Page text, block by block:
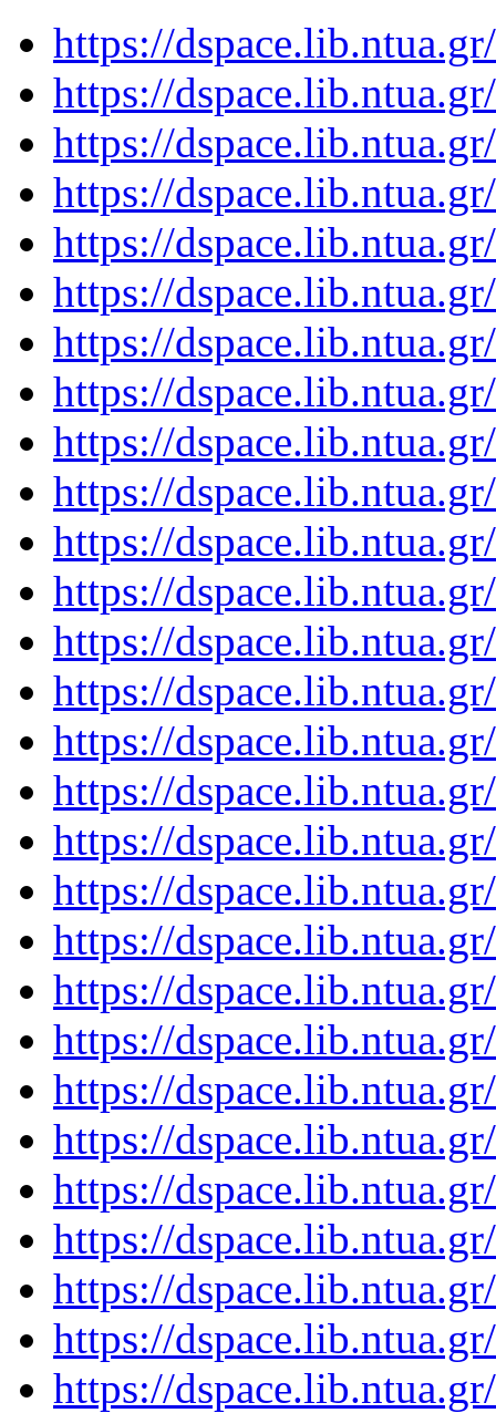
https://
https://
https://
https://
https://
https://
https://
https://
https://
https://
https://
https://
https://
https://
https://
https://
https://
https://
https://
https://
https://
https://
https://
https://
https://
https://
https://
https://